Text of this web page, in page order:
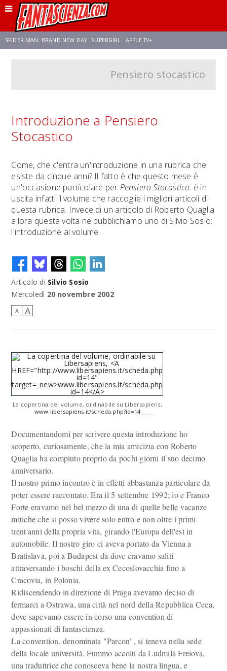
SPIDER-MAN: BRAND NEW DAY SUPERGIRL APPLE TV+
STAR TREK AVENGERS: DOOMSDAY
Pensiero stocastico
Introduzione a Pensiero
Stocastico
Come, che c'entra un'introduzione in una rubrica che
esiste da cinque anni? Il fatto è che questo mese è
un'occasione particolare per Pensiero Stocastico: è in
uscita infatti il volume che raccoglie i migliori articoli di
questa rubrica. Invece di un articolo di Roberto Quaglia
allora questa volta ne pubblichiamo uno di Silvio Sosio:
l'introduzione al volume.
Articolo di Silvio Sosio
Mercoledì 20 novembre 2002
A A
La copertina del volume, ordinabile su Libersapiens,
www.libersapiens.it/scheda.php?id=14
Documentandomi per scrivere questa introduzione ho
scoperto, curiosamente, che la mia amicizia con Roberto
Quaglia ha compiuto proprio da pochi giorni il suo decimo
anniversario.
Il nostro primo incontro è in effetti abbastanza particolare da
poter essere raccontato. Era il 5 settembre 1992; io e Franco
Forte eravamo nel bel mezzo di una di quelle belle vacanze
mitiche che si posso vivere solo entro e non oltre i primi
trent'anni della propria vita, girando l'Europa dell'est in
automobile. Il nostro giro ci aveva portato da Vienna a
Bratislava, poi a Budapest da dove eravamo saliti
attraversando i boschi della ex Cecoslovacchia fino a
Cracovia, in Polonia.
Ridiscendendo in direzione di Praga avevamo deciso di
fermarci a Ostrawa, una città nel nord della Repubblica Ceca,
dove sapevamo essere in corso una convention di
appassionati di fantascienza.
La convention, denominata "Parcon", si teneva nella sede
della locale università. Fummo accolti da Ludmila Freiova,
una traduttrice che conosceva bene la nostra lingua, e